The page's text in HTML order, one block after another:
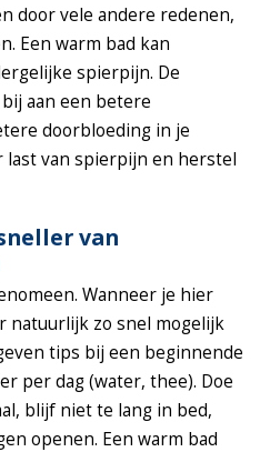
door vele andere redenen,
Een warm bad kan
spierpijn. De
aan een betere
doorbloeding in je
van spierpijn en herstel
van
Wanneer je hier
natuurlijk zo snel mogelijk
tips bij een beginnende
per dag (water, thee). Doe
blijf niet te lang in bed,
openen. Een warm bad